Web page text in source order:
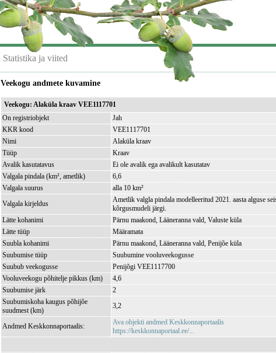
Statistika ja viited
Veekogu andmete kuvamine
Veekogu: Alaküla kraav VEE1117701
On registriobjekt
Jah
KKR kood
VEE1117701
Nimi
Alaküla kraav
Tüüp
Kraav
Avalik kasutatavus
Ei ole avalik ega avalikult kasutatav
Valgala pindala (km², ametlik)
6,6
Valgala suurus
alla 10 km²
Valgala kirjeldus
Ametlik valgla pindala modelleeritud 2021. aasta alguse
kõrgusmudeli järgi.
Lätte kohanimi
Pärnu maakond, Lääneranna vald, Valuste küla
Lätte tüüp
Määramata
Suubla kohanimi
Pärnu maakond, Lääneranna vald, Penijõe küla
Suubumise tüüp
Suubumine vooluveekogusse
Suubub veekogusse
Penijõgi VEE1117700
Vooluveekogu põhitelje pikkus (km)
4,6
Suubumise järk
2
Suubumiskoha kaugus põhijõe
suudmest (km)
3,2
Andmed Keskkonnaportaalis:
Ava objekti andmed Keskkonnaportaalis
https://keskkonnaportaal.ee/...